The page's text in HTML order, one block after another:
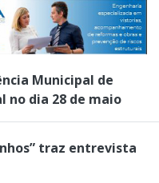
Municipal de
no dia 28 de maio
traz entrevista